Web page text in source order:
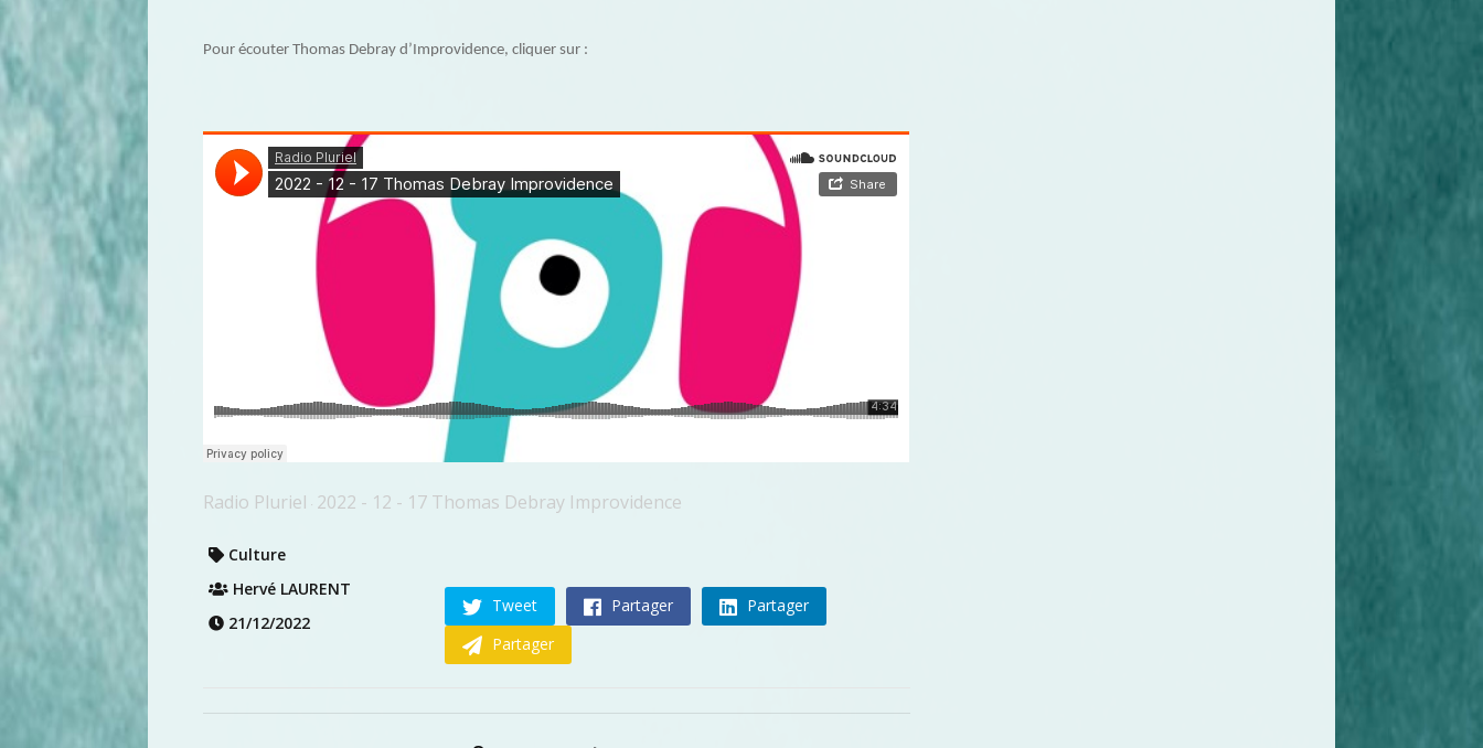
Pour écouter Thomas Debray d’Improvidence, cliquer sur :
Radio Pluriel · 2022 - 12 - 17 Thomas Debray Improvidence
Culture
Hervé LAURENT
21/12/2022
Tweet Partager
Partager
Partager